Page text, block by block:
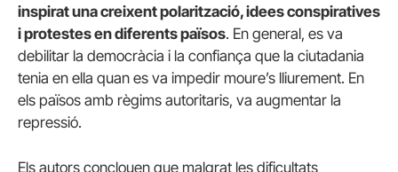
inspirat una creixent polarització, idees conspiratives
i protestes en diferents països. En general, es va
debilitar la democràcia i la confiança que la ciutadania
tenia en ella quan es va impedir moure’s lliurement. En
els països amb règims autoritaris, va augmentar la
repressió.
Els autors conclouen que malgrat les dificultats